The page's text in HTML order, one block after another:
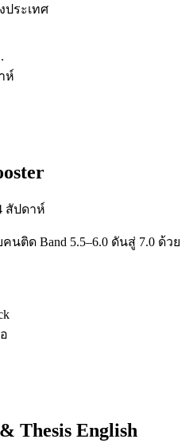
ประเทศ
ห์
สัปดาห์
นติด Band 5.5–6.0 ดันสู่ 7.0 ด้วย
Thesis English